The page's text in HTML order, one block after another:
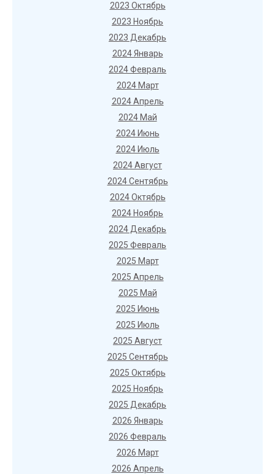
2023 Октябрь
2023 Ноябрь
2023 Декабрь
2024 Январь
2024 Февраль
2024 Март
2024 Апрель
2024 Май
2024 Июнь
2024 Июль
2024 Август
2024 Сентябрь
2024 Октябрь
2024 Ноябрь
2024 Декабрь
2025 Февраль
2025 Март
2025 Апрель
2025 Май
2025 Июнь
2025 Июль
2025 Август
2025 Сентябрь
2025 Октябрь
2025 Ноябрь
2025 Декабрь
2026 Январь
2026 Февраль
2026 Март
2026 Апрель